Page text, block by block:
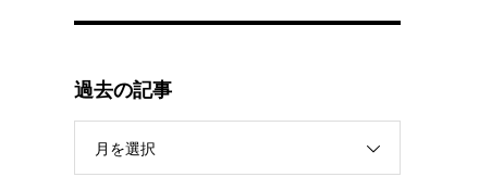
過去の記事
月を選択